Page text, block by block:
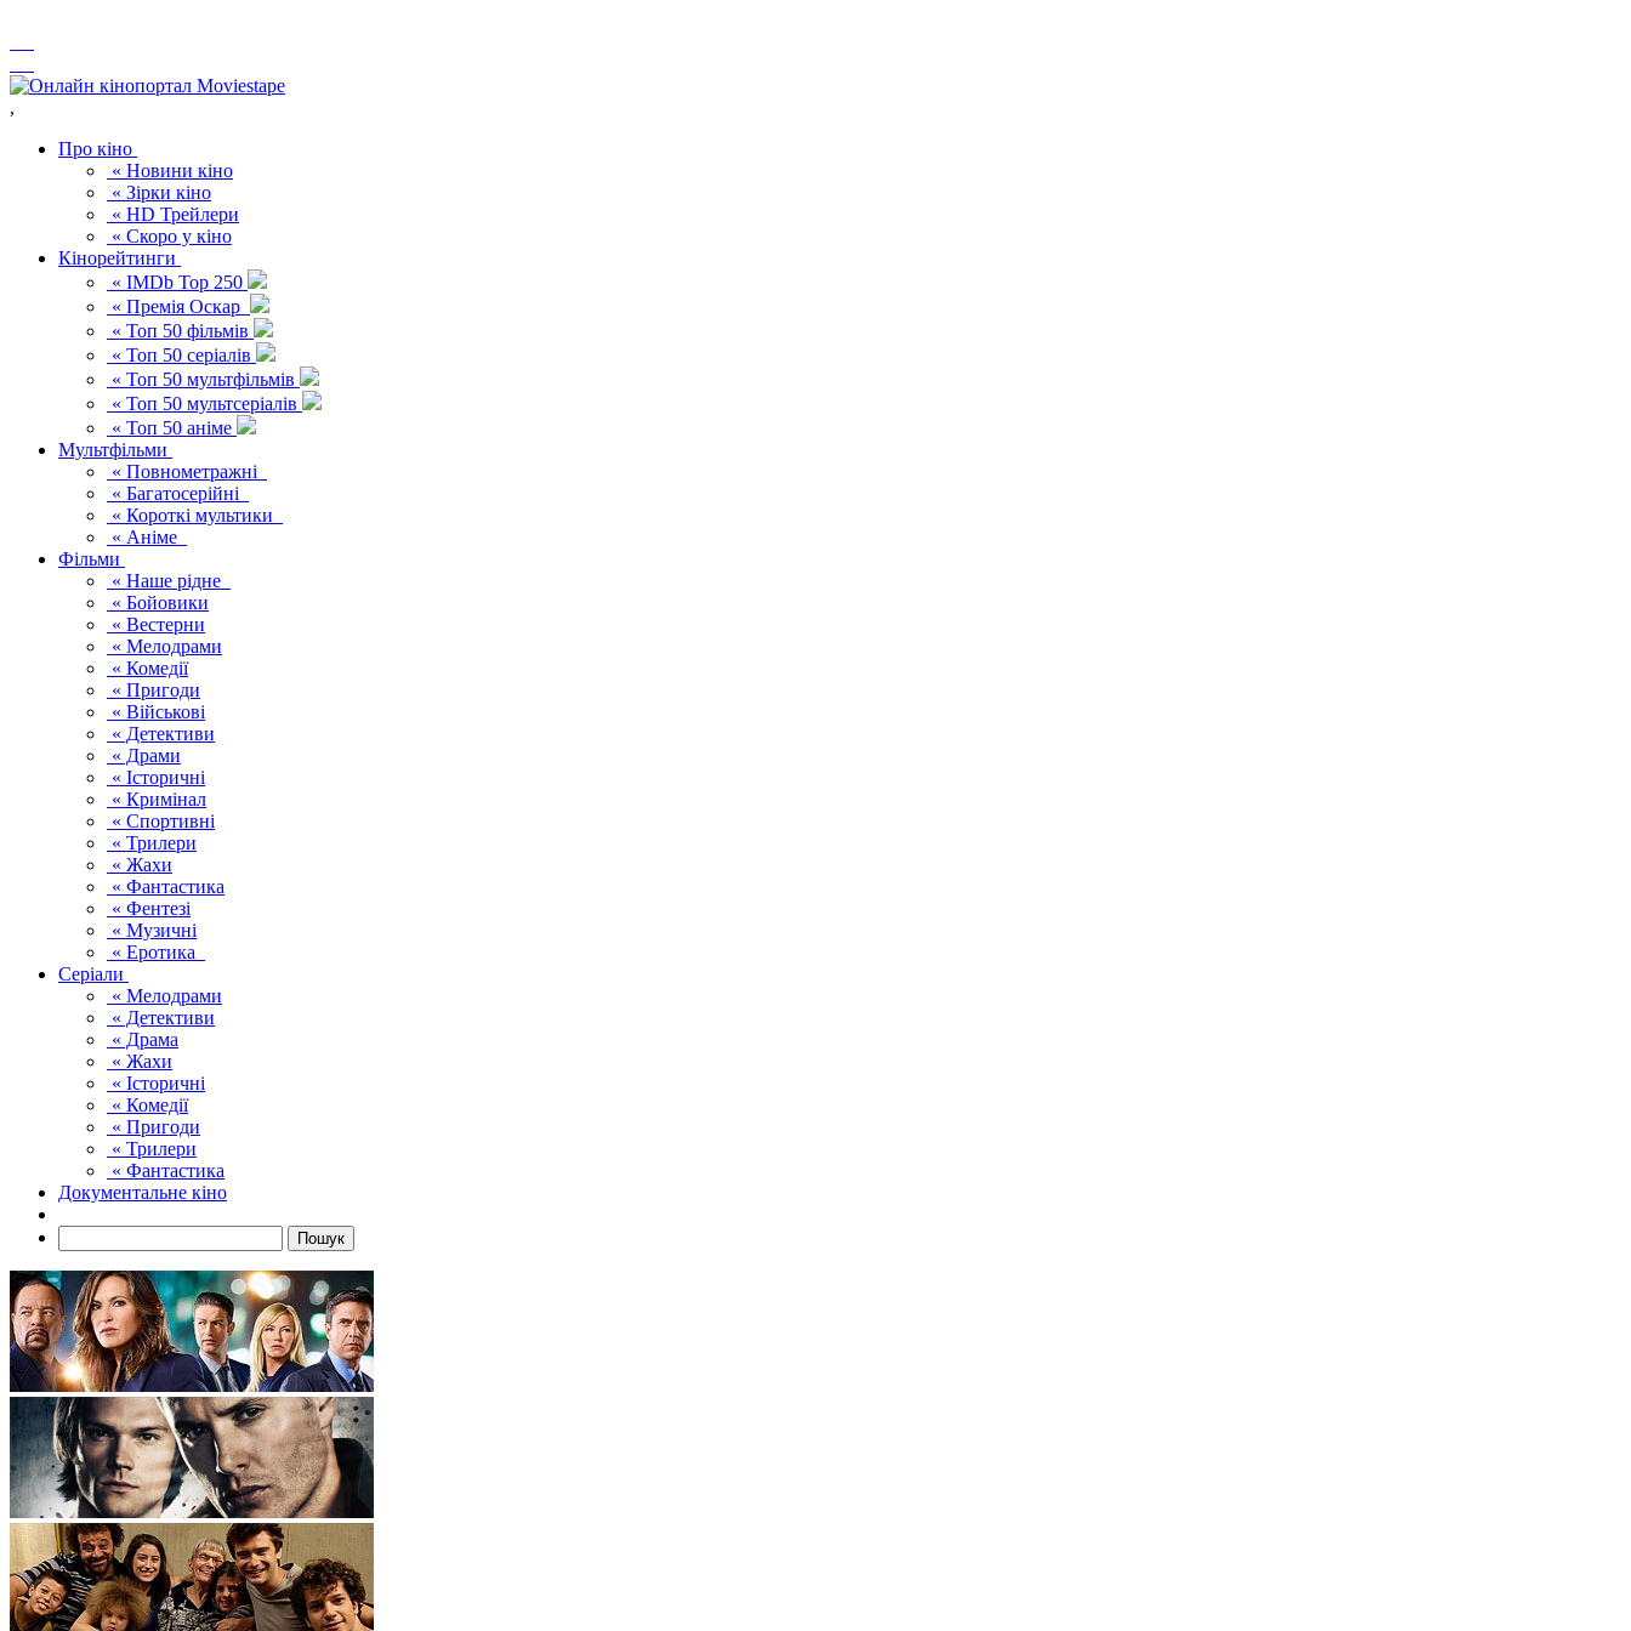
,
Про кіно
« Новини кіно
« Зірки кіно
« HD Трейлери
« Скоро у кіно
Кінорейтинги
« IMDb Top 250
« Премія Оскар
« Топ 50 фільмів
« Топ 50 серіалів
« Топ 50 мультфільмів
« Топ 50 мультсеріалів
« Топ 50 аніме
Мультфільми
« Повнометражні
« Багатосерійні
« Короткі мультики
« Аніме
Фільми
« Наше рідне
« Бойовики
« Вестерни
« Мелодрами
« Комедії
« Пригоди
« Військові
« Детективи
« Драми
« Історичні
« Кримінал
« Спортивні
« Трилери
« Жахи
« Фантастика
« Фентезі
« Музичні
« Еротика
Серіали
« Мелодрами
« Детективи
« Драма
« Жахи
« Історичні
« Комедії
« Пригоди
« Трилери
« Фантастика
Документальне кіно
Пошук